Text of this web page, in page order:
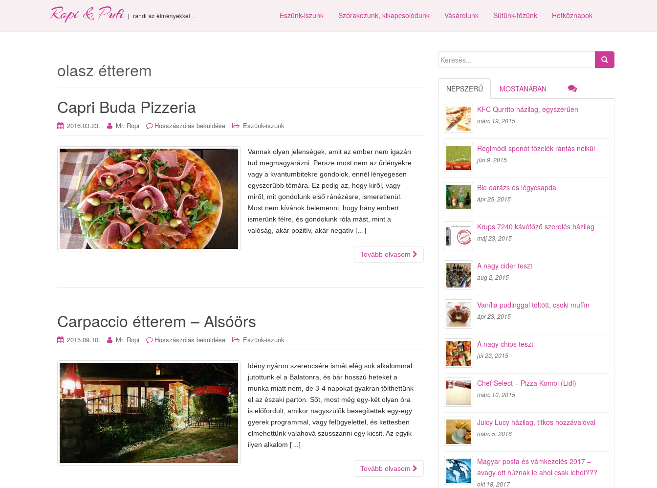
Eszünk-iszunk Szórakozunk, kikapcsolódunk Vásárolunk Sütünk-főzünk Hétköznapok
olasz étterem
Capri Buda Pizzeria
2016.03.23. Mr. Ropi Hosszászólás beküldése Eszünk-iszunk
Vannak olyan jelenségek, amit az ember nem igazán
tud megmagyarázni. Persze most nem az űrlényekre
vagy a kvantumbitekre gondolok, ennél lényegesen
egyszerűbb témára. Ez pedig az, hogy kiről, vagy
miről, mit gondolunk első ránézésre, ismeretlenül.
Most nem kívánok belemenni, hogy hány embert
ismerünk félre, és gondolunk róla mást, mint a
valóság, akár pozitív, akár negatív […]
Tovább olvasom
Carpaccio étterem – Alsóörs
2015.09.10. Mr. Ropi Hosszászólás beküldése Eszünk-iszunk
Idény nyáron szerencsére ismét elég sok alkalommal
jutottunk el a Balatonra, és bár hosszú heteket a
munka miatt nem, de 3-4 napokat gyakran tölthettünk
el az északi parton. Sőt, most még egy-két olyan óra
is előfordult, amikor nagyszülők besegítettek egy-egy
gyerek programmal, vagy felügyelettel, és kettesben
elmehettünk valahová szusszanni egy kicsit. Az egyik
ilyen alkalom […]
Tovább olvasom
Search
NÉPSZERŰ MOSTANÁBAN
KFC Qurrito házilag, egyszerűen
márc 19, 2015
Régimódi spenót főzelék rántás nélkül
jún 9, 2015
Bio darázs és légycsapda
ápr 25, 2015
Krups 7240 kávéfőző szerelés házilag
máj 23, 2015
A nagy cider teszt
aug 2, 2015
Vanília pudinggal töltött, csoki muffin
ápr 23, 2015
A nagy chips teszt
júl 23, 2015
Chef Select – Pizza Kombi (Lidl)
márc 10, 2015
Juicy Lucy házilag, titkos hozzávalóval
márc 5, 2016
Magyar posta és vámkezelés 2017 –
avagy ott húznak le ahol csak lehet???
okt 18, 2017